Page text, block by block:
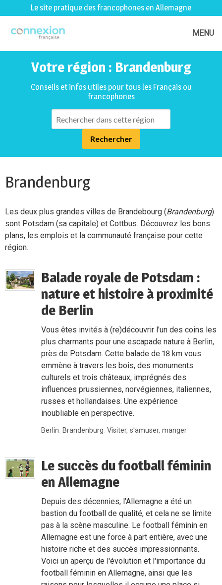
Le site pratique des francophones en Allemagne
MENU
Votre région : Brandenburg
Conseils et infos utiles pour tous les Français ou
francophones
Brandenburg
Les deux plus grandes villes de Brandebourg (Brandenburg)
sont Potsdam (sa capitale) et Cottbus. Découvrez les bons
plans, les emplois et la communauté française pour cette
région.
Balade royale de Potsdam :
nature et histoire à proximité
de Berlin
Vous êtes invités à (re)découvrir l'un des coins les
plus charmants pour une escapade nature à Berlin,
près de Potsdam. Cette balade de 18 km vous
emmène à travers les bois, des monuments
culturels et trois châteaux, imprégnés des
influences prussiennes, norvégiennes, italiennes,
russes et hollandaises. Une expérience
inoubliable en perspective.
Berlin, Brandenburg,Visiter, s'amuser, manger
Le succès du football féminin
en Allemagne
Depuis des décennies, l'Allemagne a été un
bastion du football de qualité, et cela ne se limite
pas à la scène masculine. Le football féminin en
Allemagne est une force à part entière, avec une
histoire riche et des succès impressionnants.
Voici un aperçu de l'évolution et l'importance du
football féminin en Allemagne, ainsi que les